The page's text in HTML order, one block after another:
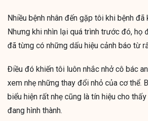
Nhiều bệnh nhân đến gặp tôi khi bệnh đã
Nhưng khi nhìn lại quá trình trước đó, họ
đã từng có những dấu hiệu cảnh báo từ
Điều đó khiến tôi luôn nhắc nhở cô bác
xem nhẹ những thay đổi nhỏ của cơ thể.
biểu hiện rất nhẹ cũng là tín hiệu cho
đang hình thành.